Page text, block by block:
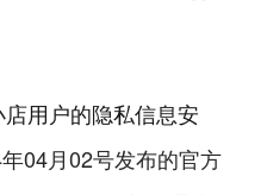
04月02号发布的官方